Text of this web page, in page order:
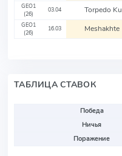
GEO1
(26)
03.04 Torpedo Ku
GEO1
(26)
16.03 Meshakhte
ТАБЛИЦА СТАВОК
Победа
Ничья
Поражение